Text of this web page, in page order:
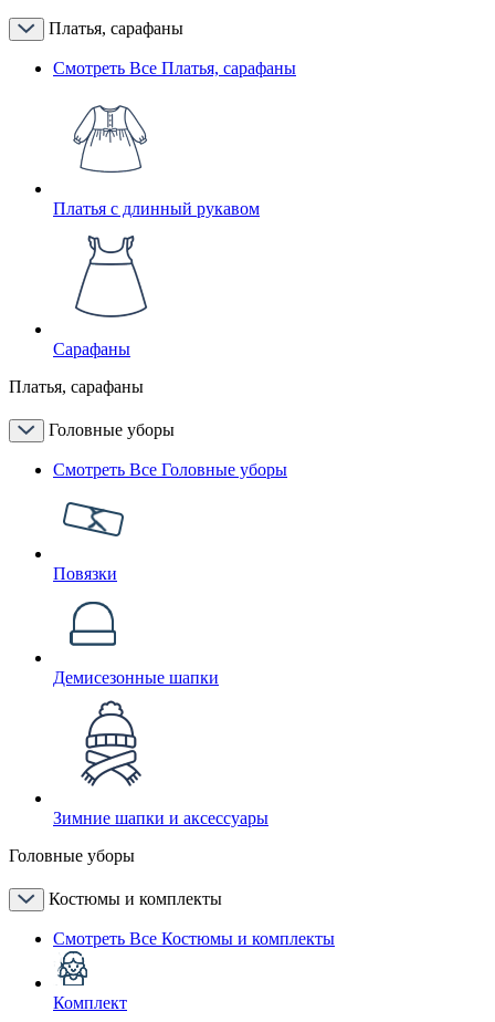
Платья, сарафаны
Смотреть Все Платья, сарафаны
Платья с длинный рукавом
Сарафаны
Платья, сарафаны
Головные уборы
Смотреть Все Головные уборы
Повязки
Демисезонные шапки
Зимние шапки и аксессуары
Головные уборы
Костюмы и комплекты
Смотреть Все Костюмы и комплекты
Комплект